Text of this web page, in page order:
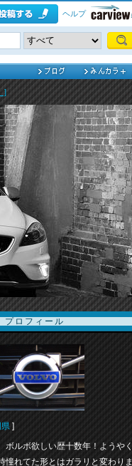
ヘルプ
]
プロフィール
]
ボルボ欲しい歴十数年！ようやく
憧れてた形とはガラリと変わりま